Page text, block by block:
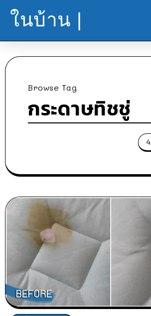
ในบ้าน |
Browse Tag
กระดาษทิชชู่